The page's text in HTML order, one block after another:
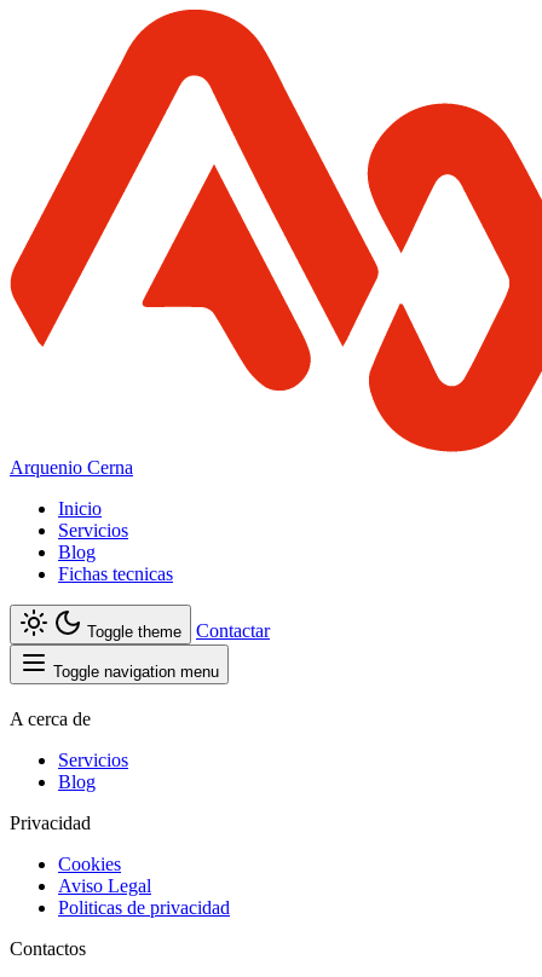
Arquenio Cerna
Inicio
Servicios
Blog
Fichas tecnicas
Toggle theme Contactar
Toggle navigation menu
A cerca de
Servicios
Blog
Privacidad
Cookies
Aviso Legal
Politicas de privacidad
Contactos